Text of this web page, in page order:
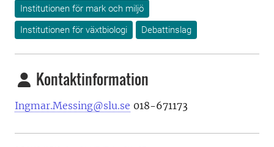
Institutionen för mark och miljö
Institutionen för växtbiologi
Debattinslag
Kontaktinformation
Ingmar.Messing@slu.se 018-671173